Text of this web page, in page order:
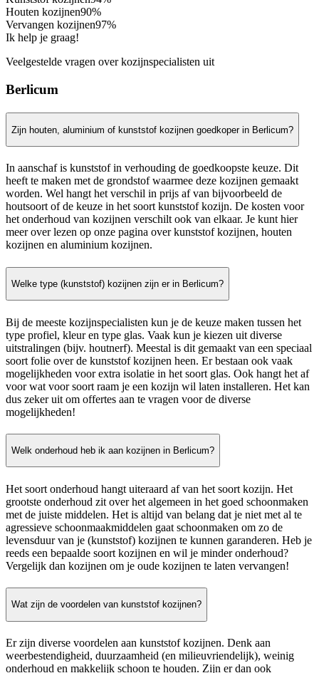
Houten kozijnen90%
Vervangen kozijnen97%
Ik help je graag!
Veelgestelde vragen over kozijnspecialisten uit
Berlicum
Zijn houten, aluminium of kunststof kozijnen goedkoper in Berlicum?
In aanschaf is kunststof in verhouding de goedkoopste keuze. Dit
heeft te maken met de grondstof waarmee deze kozijnen gemaakt
worden. Wel hangt het verschil in prijs af van bijvoorbeeld de
houtsoort of de keuze in het soort kunststof kozijn. De kosten voor
het onderhoud van kozijnen verschilt ook van elkaar. Je kunt hier
meer over lezen op onze pagina over kunststof kozijnen, houten
kozijnen en aluminium kozijnen.
Welke type (kunststof) kozijnen zijn er in Berlicum?
Bij de meeste kozijnspecialisten kun je de keuze maken tussen het
type profiel, kleur en type glas. Vaak kun je kiezen uit diverse
uitstralingen (bijv. houtnerf). Meestal is dit gemaakt van een speciaal
soort folie over de kunststof kozijnen heen. Er bestaan ook vaak
mogelijkheden voor extra isolatie in het soort glas. Ook hangt het af
voor wat voor soort raam je een kozijn wil laten installeren. Het kan
dus zeker uit om offertes aan te vragen voor de diverse
mogelijkheden!
Welk onderhoud heb ik aan kozijnen in Berlicum?
Het soort onderhoud hangt uiteraard af van het soort kozijn. Het
grootste onderhoud zit over het algemeen in het goed schoonmaken
met de juiste middelen. Het is altijd van belang dat je niet met al te
agressieve schoonmaakmiddelen gaat schoonmaken om zo de
levensduur van je (kunststof) kozijnen te kunnen garanderen. Heb je
reeds een bepaalde soort kozijnen en wil je minder onderhoud?
Vergelijk dan kozijnen om je oude kozijnen te laten vervangen!
Wat zijn de voordelen van kunststof kozijnen?
Er zijn diverse voordelen aan kunststof kozijnen. Denk aan
weerbestendigheid, duurzaamheid (en milieuvriendelijk), weinig
onderhoud en makkelijk schoon te houden. Zijn er dan ook